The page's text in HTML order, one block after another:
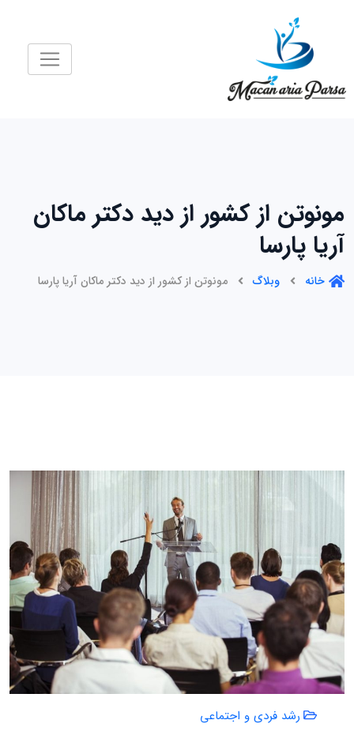
مونوتن از کشور از دید دکتر ماکان
آریا پارسا
خانه وبلاگ مونوتن از کشور از دید دکتر ماکان آریا پارسا
رشد فردی و اجتماعی